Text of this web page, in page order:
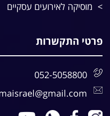
מוסיקה לאירועים עסקיים
פרטי התקשרות
052-5058800